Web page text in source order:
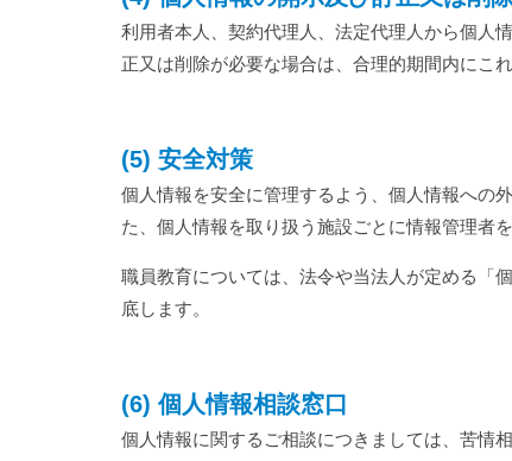
利用者本人、契約代理人、法定代理人から個人
正又は削除が必要な場合は、合理的期間内にこ
(5) 安全対策
個人情報を安全に管理するよう、個人情報への
た、個人情報を取り扱う施設ごとに情報管理者
職員教育については、法令や当法人が定める「
底します。
(6) 個人情報相談窓口
個人情報に関するご相談につきましては、苦情